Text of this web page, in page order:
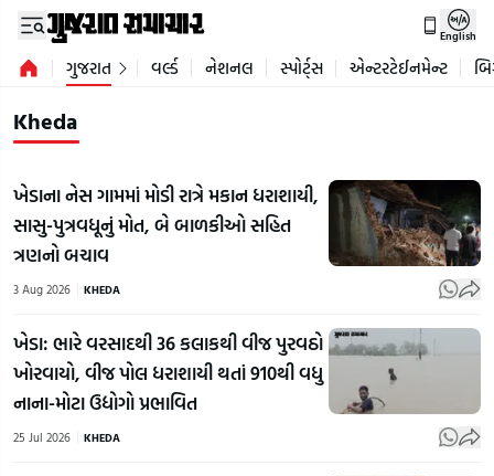
English
ગુજરાત વર્લ્ડ નેશનલ સ્પોર્ટ્સ એન્ટરટેઈનમેન્ટ
Kheda
ખેડાના નેસ ગામમાં મોડી રાત્રે મકાન ધરાશાયી,
સાસુ-પુત્રવધૂનું મોત, બે બાળકીઓ સહિત
ત્રણનો બચાવ
3 Aug 2026 KHEDA
ખેડા: ભારે વરસાદથી 36 કલાકથી વીજ પુરવઠો
ખોરવાયો, વીજ પોલ ધરાશાયી થતાં 910થી વધુ
નાના-મોટા ઉદ્યોગો પ્રભાવિત
25 Jul 2026 KHEDA